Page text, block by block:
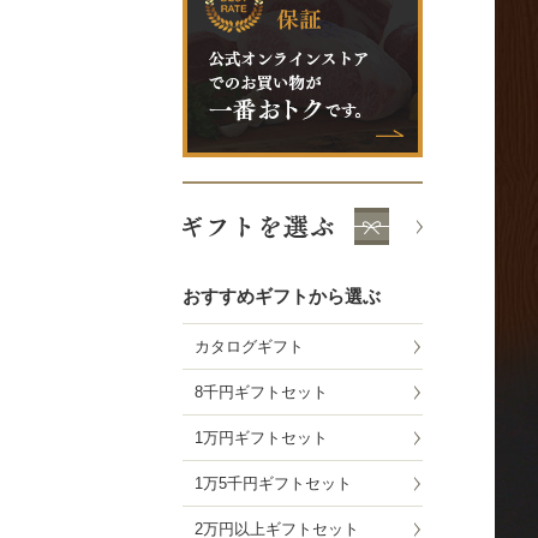
おすすめギフトから選ぶ
カタログギフト
8千円ギフトセット
1万円ギフトセット
1万5千円ギフトセット
2万円以上ギフトセット